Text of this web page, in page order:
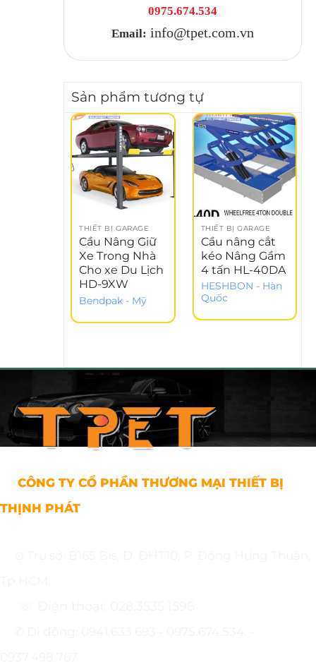
0975.674.534
Email: info@tpet.com.vn
Sản phẩm tương tự
THIẾT BỊ GARAGE
Cầu Nâng Giữ
Xe Trong Nhà
Cho xe Du Lịch
HD-9XW
Bendpak - Mỹ
THIẾT BỊ GARAGE
Cầu nâng cắt
kéo Nâng Gầm
4 tấn HL-40DA
HESHBON - Hàn
Quốc
CÔNG TY CỔ PHẦN THƯƠNG MẠI THIẾT BỊ
THỊNH PHÁT